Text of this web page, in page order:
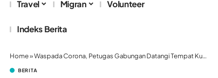
Travel Migran Volunteer
Indeks Berita
Home»Waspada Corona, Petugas Gabungan Datangi Tempat Kumpul PRT Asing di Hong Kong
BERITA